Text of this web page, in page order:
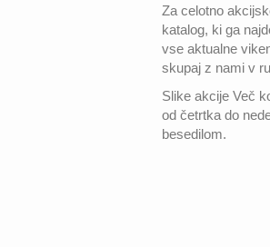
Za celotno
katalog, ki ga
vse aktualne
skupaj z nami v
Slike akcije Več
od četrtka do
besedilom.